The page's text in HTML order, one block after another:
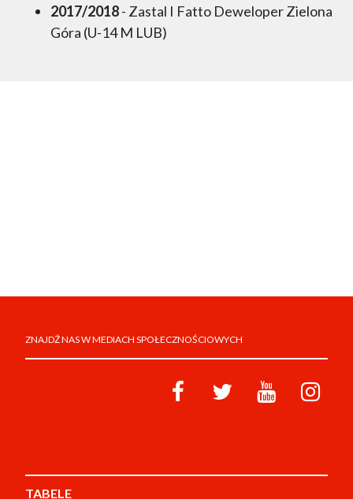
2017/2018- Zastal I Fatto Deweloper Zielona
Góra (U-14 M LUB)
ZNAJDŹ NAS W MEDIACH SPOŁECZNOŚCIOWYCH
TABELE